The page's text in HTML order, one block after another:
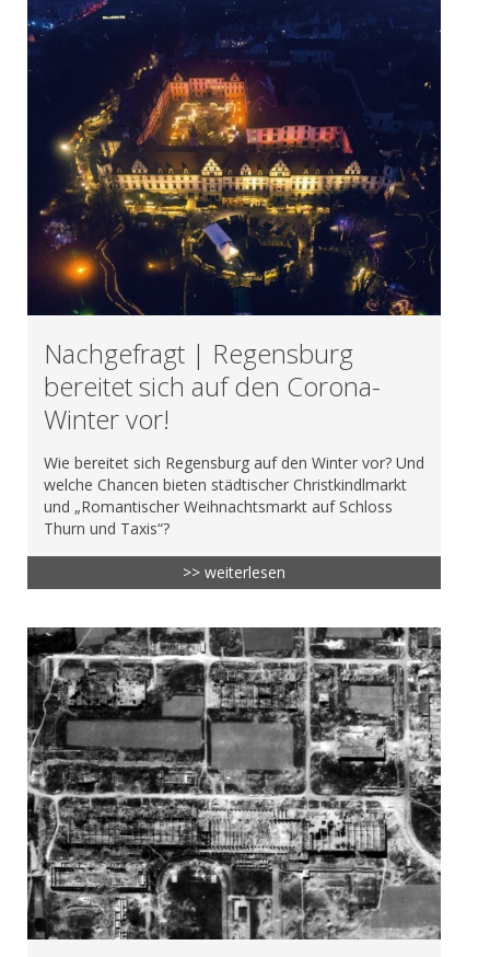
Nachgefragt | Regensburg
bereitet sich auf den Corona-
Winter vor!
Wie bereitet sich Regensburg auf den Winter vor? Und
welche Chancen bieten städtischer Christkindlmarkt
und „Romantischer Weihnachtsmarkt auf Schloss
Thurn und Taxis“?
>> weiterlesen